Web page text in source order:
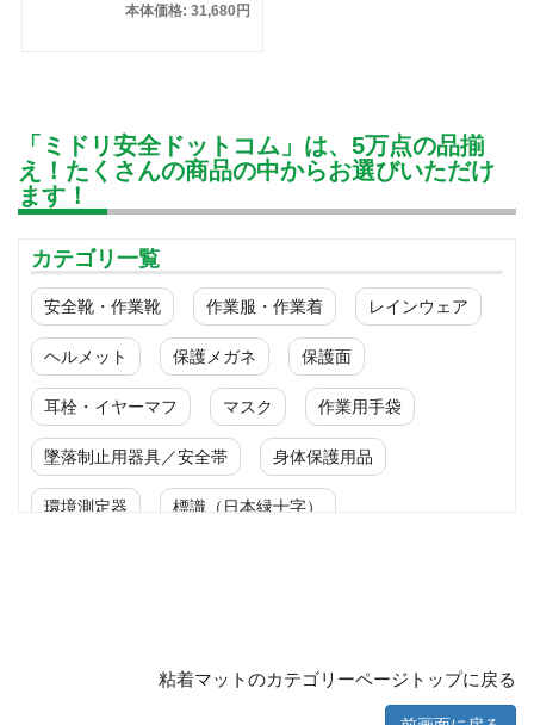
本体価格: 31,680円
「ミドリ安全ドットコム」は、5万点の品揃
え！たくさんの商品の中からお選びいただけ
ます！
カテゴリ一覧
安全靴・作業靴 作業服・作業着 レインウェア
ヘルメット 保護メガネ 保護面
耳栓・イヤーマフ マスク 作業用手袋
墜落制止用器具／安全帯 身体保護用品
環境測定器 標識（日本緑十字）
保安・保守用品
粘着マットのカテゴリーページトップに戻る